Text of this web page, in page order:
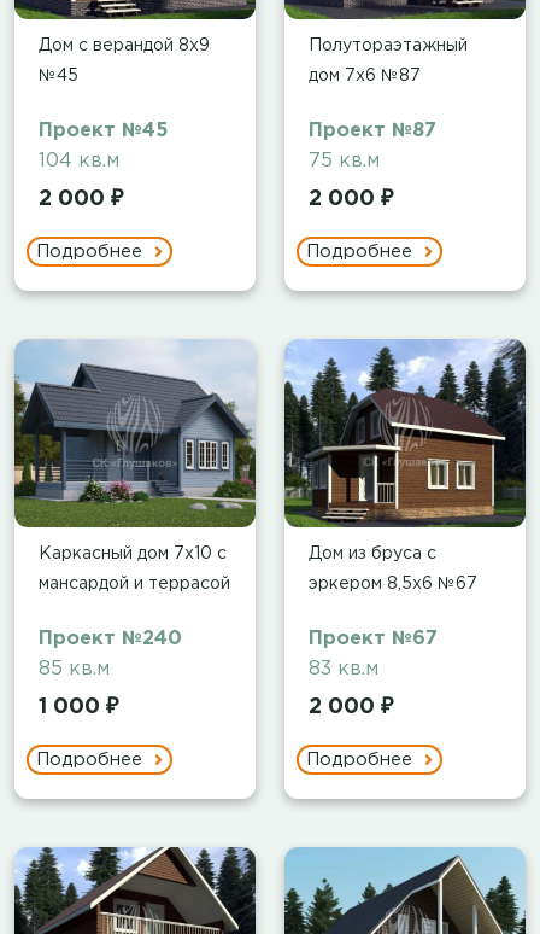
Дом с верандой 8х9
№45
Проект №45
104 кв.м
2 000 ₽
Подробнее
Полутораэтажный
дом 7x6 №87
Проект №87
75 кв.м
2 000 ₽
Подробнее
Каркасный дом 7х10 с
мансардой и террасой
Проект №240
85 кв.м
1 000 ₽
Подробнее
Дом из бруса с
эркером 8,5x6 №67
Проект №67
83 кв.м
2 000 ₽
Подробнее